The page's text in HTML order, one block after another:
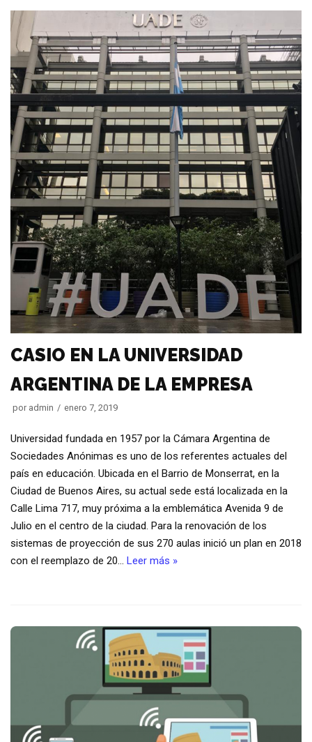
CASIO EN LA UNIVERSIDAD
ARGENTINA DE LA EMPRESA
por admin enero 7, 2019
Universidad fundada en 1957 por la Cámara Argentina de
Sociedades Anónimas es uno de los referentes actuales del
país en educación. Ubicada en el Barrio de Monserrat, en la
Ciudad de Buenos Aires, su actual sede está localizada en la
Calle Lima 717, muy próxima a la emblemática Avenida 9 de
Julio en el centro de la ciudad. Para la renovación de los
sistemas de proyección de sus 270 aulas inició un plan en 2018
con el reemplazo de 20… Leer más »